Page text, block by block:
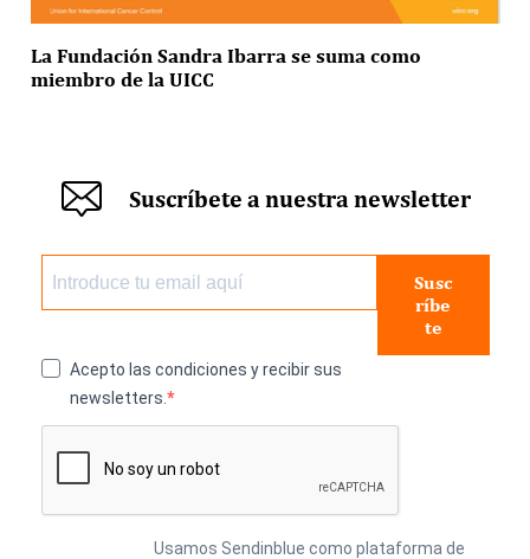
La Fundación Sandra Ibarra se suma como
miembro de la UICC
Suscríbete a nuestra newsletter
Susc
ríbe
te
Acepto las condiciones y recibir sus
newsletters.
Usamos Sendinblue como plataforma de